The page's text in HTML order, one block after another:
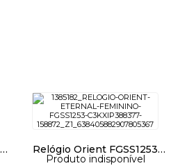
Relógio Orient FGSS1253
C3KX
Produto indisponível